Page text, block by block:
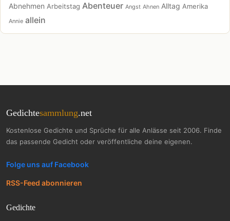
Abnehmen Arbeitstag Abenteuer Angst Ahnen Alltag Amerika
Annie allein
Gedichtesammlung.net
Kostenlose Gedichte und Sprüche für alle Anlässe seit 2006. Finde
das passende Gedicht oder veröffentliche deine eigenen.
Folge uns auf Facebook
RSS-Feed abonnieren
Gedichte